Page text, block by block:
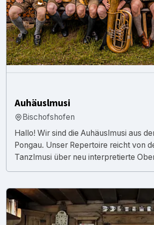
Auhäuslmusi
Bischofshofen
Hallo! Wir sind die Auhäuslmusi aus
Pongau. Unser Repertoire reicht von
Tanzlmusi über neu interpretierte